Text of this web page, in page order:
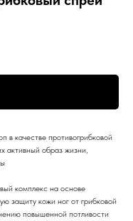
в качестве противогрибковой
активный образ жизни,
комплекс на основе
защиту кожи ног от грибковой
повышенной потливости